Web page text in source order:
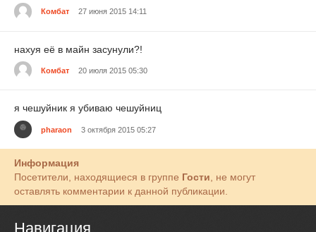
Комбат 27 июня 2015 14:11
нахуя её в майн засунули?!
Комбат 20 июля 2015 05:30
я чешуйник я убиваю чешуйниц
pharaon 3 октября 2015 05:27
Информация
Посетители, находящиеся в группе Гости , не могут
оставлять комментарии к данной публикации.
Навигация